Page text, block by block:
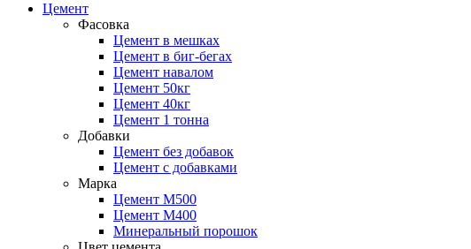
Цемент
Фасовка
Цемент в мешках
Цемент в биг-бегах
Цемент навалом
Цемент 50кг
Цемент 40кг
Цемент 1 тонна
Добавки
Цемент без добавок
Цемент с добавками
Марка
Цемент М500
Цемент М400
Минеральный порошок